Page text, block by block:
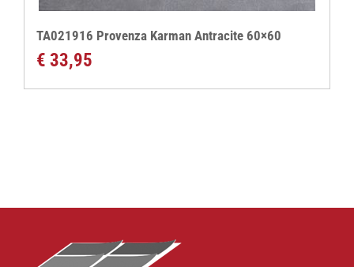
TA021916 Provenza Karman Antracite 60×60
€ 33,95